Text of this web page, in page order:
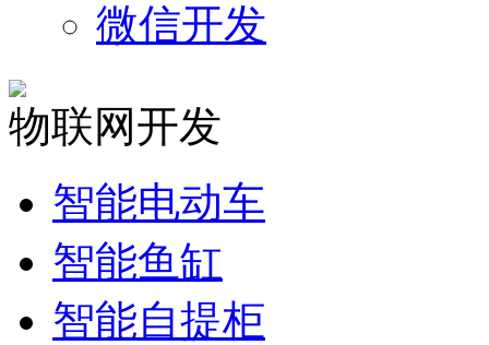
微信开发
物联网开发
智能电动车
智能鱼缸
智能自提柜